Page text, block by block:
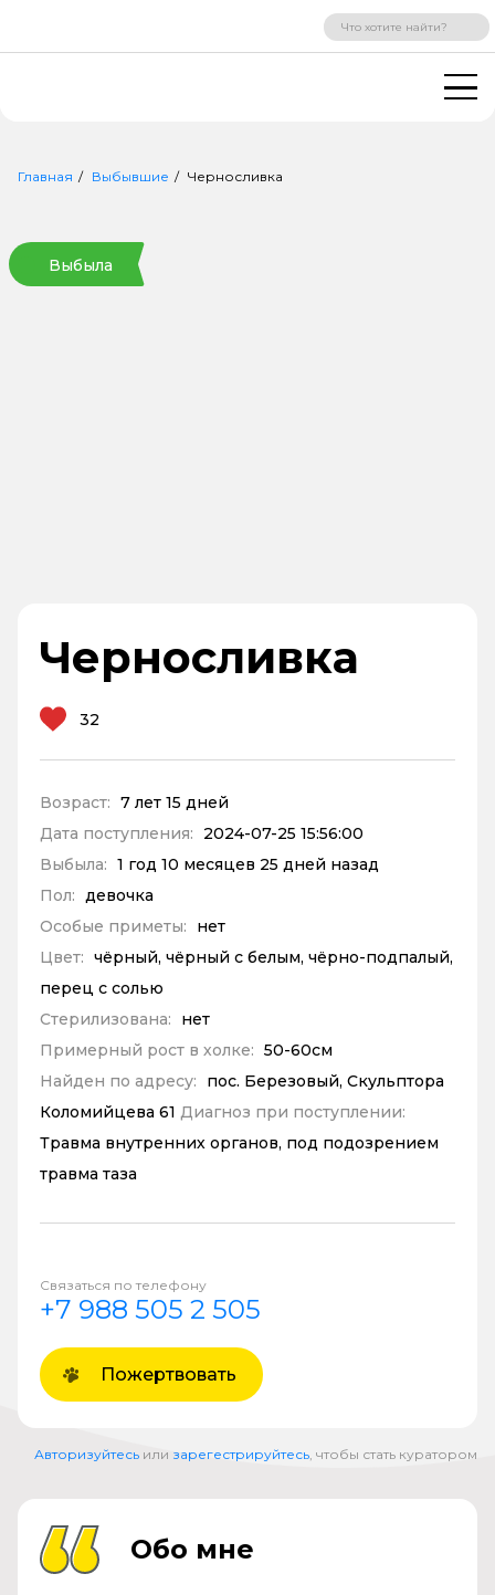
ВХОД РЕГИСТРАЦИЯ
Главная Выбывшие Черносливка
Выбыла
Черносливка
32
Возраст: 7 лет 15 дней
Дата поступления:
2024-07-25 15:56:00
Выбыла: 1 год 10 месяцев 25 дней назад
Пол: девочка
Особые приметы:
нет
Цвет: чёрный, чёрный с белым, чёрно-подпалый,
перец с солью
Стерилизована:
нет
Примерный рост в холке: 50-60см
Найден по адресу:
пос. Березовый, Скульптора
Коломийцева 61 Диагноз при поступлении:
Травма внутренних органов, под подозрением
травма таза
Связаться по телефону
+7 988 505 2 505
Пожертвовать
Авторизуйтесь или зарегестрируйтесь , чтобы стать куратором
Обо мне